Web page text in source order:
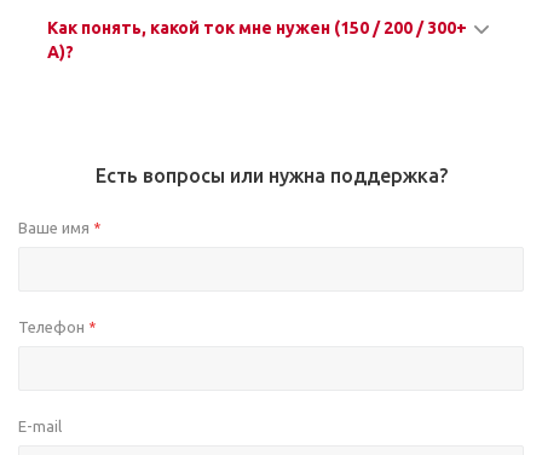
Как понять, какой ток мне нужен (150 / 200 / 300+
А)?
Есть вопросы или нужна поддержка?
Ваше имя *
Телефон *
E-mail